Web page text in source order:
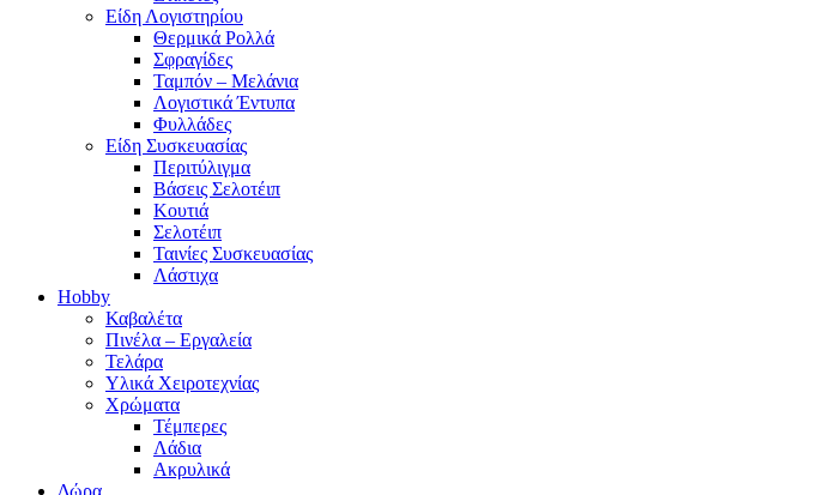
Είδη Λογιστηρίου
Θερμικά Ρολλά
Σφραγίδες
Ταμπόν – Μελάνια
Λογιστικά Έντυπα
Φυλλάδες
Είδη Συσκευασίας
Περιτύλιγμα
Βάσεις Σελοτέιπ
Κουτιά
Σελοτέιπ
Ταινίες Συσκευασίας
Λάστιχα
Hobby
Καβαλέτα
Πινέλα – Εργαλεία
Τελάρα
Υλικά Χειροτεχνίας
Χρώματα
Τέμπερες
Λάδια
Ακρυλικά
Δώρα